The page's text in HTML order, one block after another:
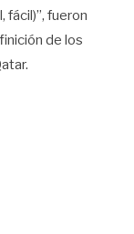
fácil)”, fueron
de los